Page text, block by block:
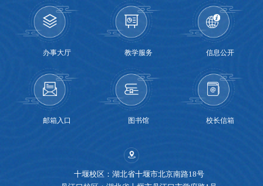
办事大厅 教学服务 信息公开
邮箱入口 图书馆 校长信箱
十堰校区：湖北省十堰市北京南路18号